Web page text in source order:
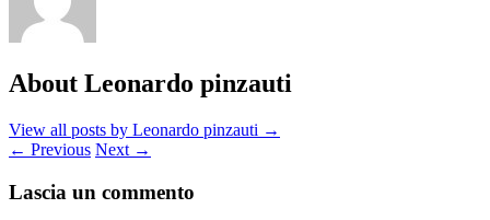
About Leonardo pinzauti
View all posts by Leonardo pinzauti →
← Previous Next →
Lascia un commento